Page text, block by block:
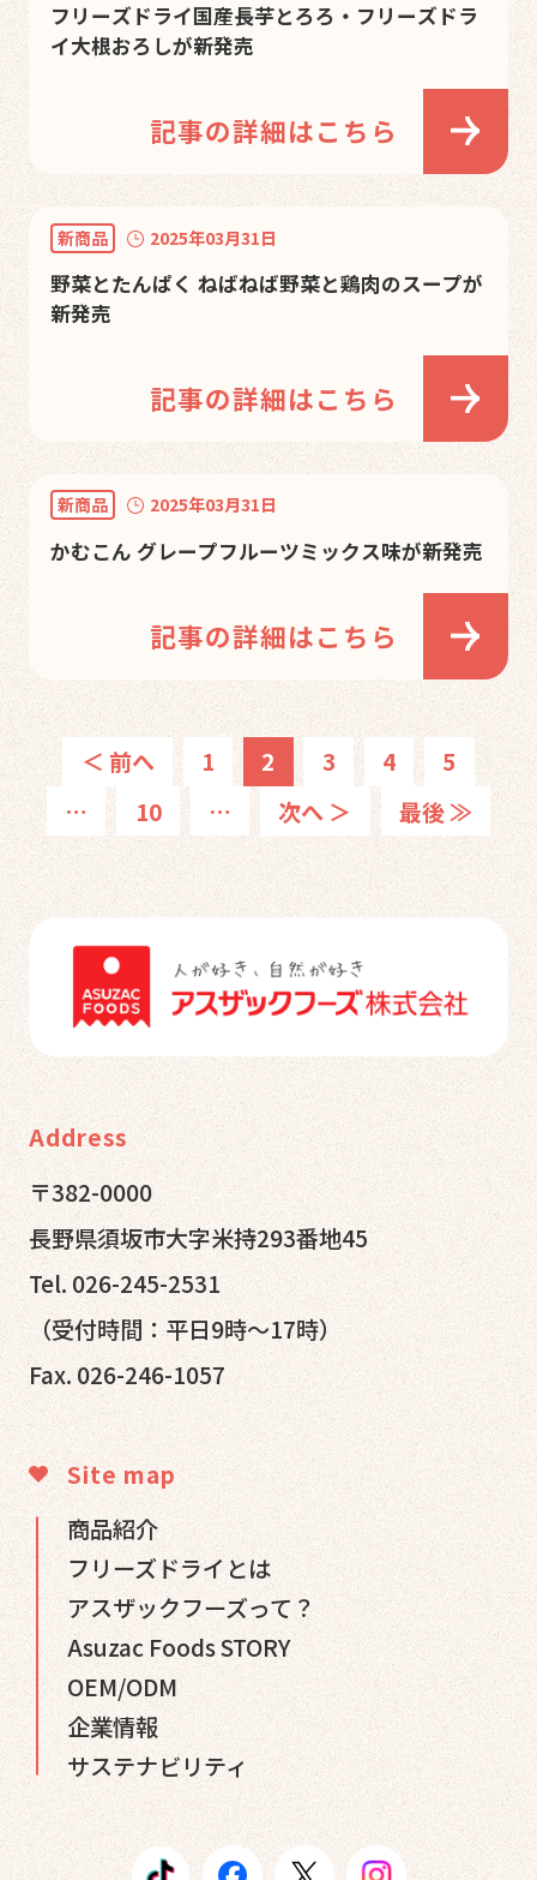
フリーズドライ国産長芋とろろ・フリーズドラ
イ大根おろしが新発売
記事の詳細はこちら
2025年03月31日
新商品
野菜とたんぱく ねばねば野菜と鶏肉のスープが
新発売
記事の詳細はこちら
2025年03月31日
新商品
かむこん グレープフルーツミックス味が新発売
記事の詳細はこちら
＜ 前へ 1 2 3 4
5
…
10 … 次へ ＞ 最後 ≫
Address
〒382-0000
長野県須坂市大字米持293番地45
Tel. 026-245-2531
（受付時間：平日9時～17時）
Fax. 026-246-1057
Site map
商品紹介
フリーズドライとは
アスザックフーズって？
Asuzac Foods STORY
OEM/ODM
企業情報
サステナビリティ